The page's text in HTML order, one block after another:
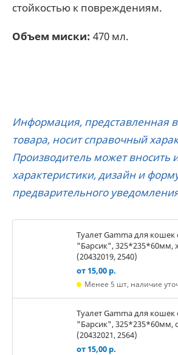
стойкостью к повреждениям.
Объем миски: 470 мл.
Информация, представленная в
товара, носит справочный
Производитель может вносить
характеристики, дизайн и
предварительного
Туалет Gamma для кошек
"Барсик", 325*235*60мм,
(20432019, 2540)
от 15,00 р.
Менее 5 шт, наличие
Туалет Gamma для кошек
"Барсик", 325*235*60мм,
(20432021, 2564)
от 15,00 р.